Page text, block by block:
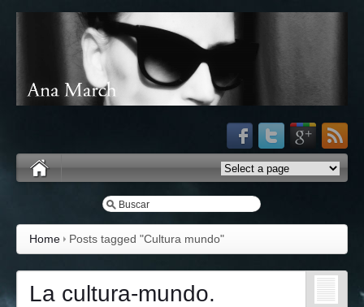
Home Posts tagged "Cultura mundo"
La cultura-mundo.